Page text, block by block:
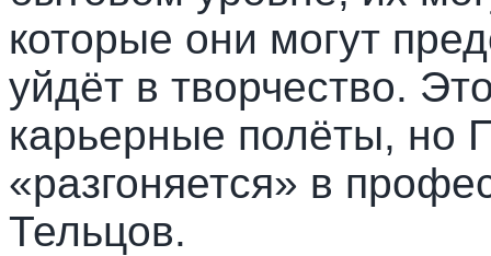
которые они могут
уйдёт в творчество.
карьерные полёты, но
«разгоняется» в
Тельцов.